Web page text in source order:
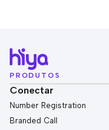
PRODUTOS
Conectar
Number Registration
Branded Call